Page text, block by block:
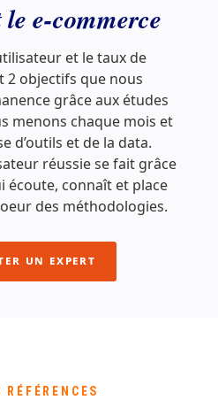
e-commerce
et le taux de
2 objectifs que nous
grâce aux études
menons chaque mois et
d’outils et de la data.
réussie se fait grâce
écoute, connaît et place
des méthodologies.
un expert
RÉFÉRENCES